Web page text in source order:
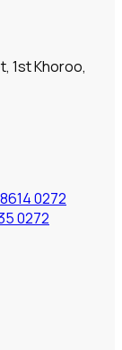
1st Khoroo,
0272
0272